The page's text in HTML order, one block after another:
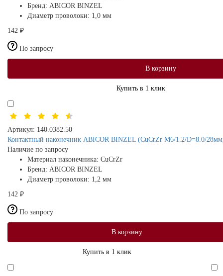
Бренд: ABICOR BINZEL
Диаметр проволоки: 1,0 мм
142 ₽
По запросу
В корзину
Купить в 1 клик
Артикул: 140.0382.50
Контактный наконечник ABICOR BINZEL (CuCrZr M6/1.2/D=8.0/
Наличие по запросу
Материал наконечника: CuCrZr
Бренд: ABICOR BINZEL
Диаметр проволоки: 1,2 мм
142 ₽
По запросу
В корзину
Купить в 1 клик